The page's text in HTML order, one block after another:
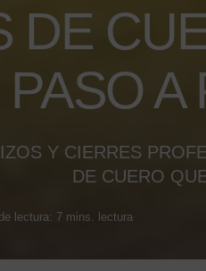
DE
PASO A
Y CIERRES
DE CUERO
lectura: 7 mins. lectura